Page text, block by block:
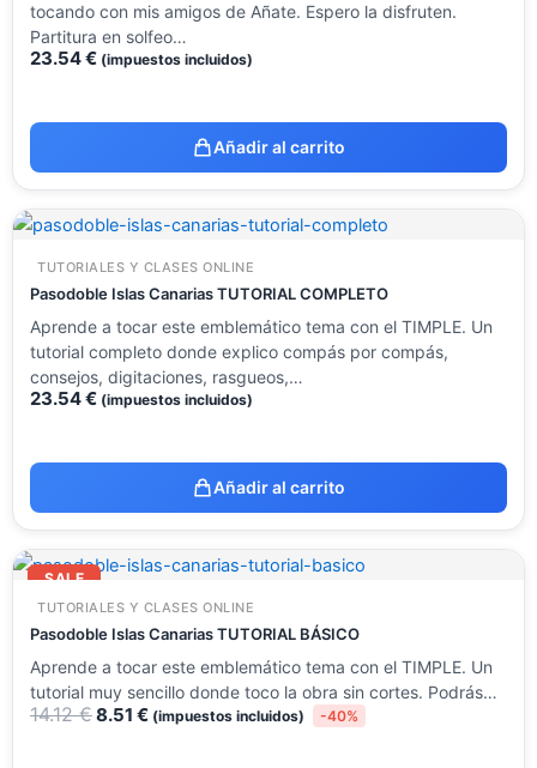
tocando con mis amigos de Añate. Espero la disfruten.
Partitura en solfeo…
23.54€ (impuestos incluidos)
Añadir al carrito
TUTORIALES Y CLASES ONLINE
Pasodoble Islas Canarias TUTORIAL COMPLETO
Aprende a tocar este emblemático tema con el TIMPLE. Un
tutorial completo donde explico compás por compás,
consejos, digitaciones, rasgueos,…
23.54€ (impuestos incluidos)
Añadir al carrito
SALE
TUTORIALES Y CLASES ONLINE
Pasodoble Islas Canarias TUTORIAL BÁSICO
Aprende a tocar este emblemático tema con el TIMPLE. Un
tutorial muy sencillo donde toco la obra sin cortes. Podrás…
14.12€
El
precio
era:
14.12 €.
8.51 €
El
precio
es:
8.51 €.
(impuestos incluidos) -40%